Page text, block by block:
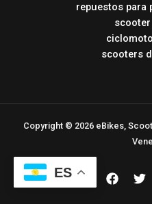
repuestos para
scooters
Copyright © 2026 eBikes,
ES